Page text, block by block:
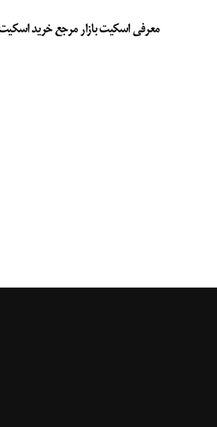
معرفی اسکیت بازار مرجع خرید اسکیت